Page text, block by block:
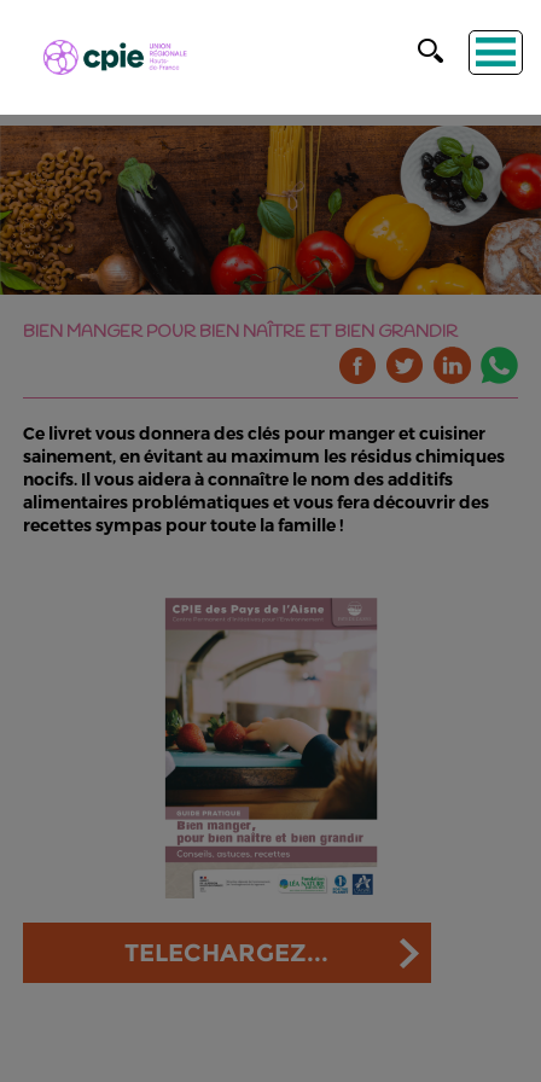
BIEN MANGER POUR BIEN NAÎTRE ET BIEN GRANDIR
Ce livret vous donnera des clés pour manger et cuisiner
sainement, en évitant au maximum les résidus chimiques
nocifs. Il vous aidera à connaître le nom des additifs
alimentaires problématiques et vous fera découvrir des
recettes sympas pour toute la famille !
TELECHARGEZ...